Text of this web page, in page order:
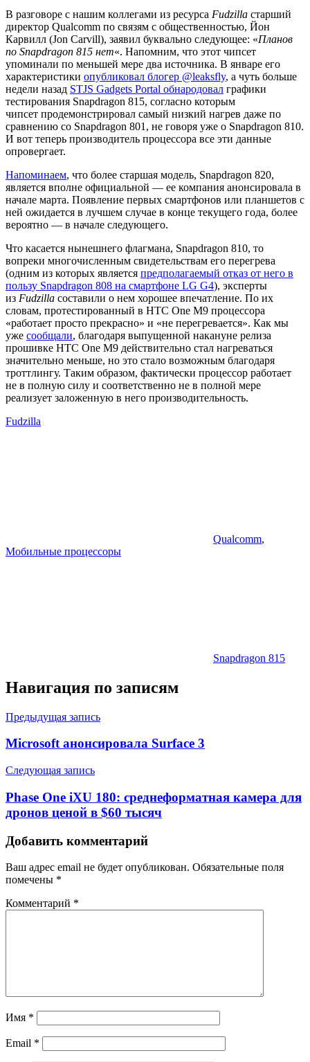
В разговоре с нашим коллегами из ресурса Fudzilla старший
директор Qualcomm по связям с общественностью, Йон
Карвилл (Jon Carvill), заявил буквально следующее: «Планов
по Snapdragon 815 нет«. Напомним, что этот чипсет
упоминали по меньшей мере два источника. В январе его
характеристики опубликовал блогер @leaksfly, а чуть больше
недели назад STJS Gadgets Portal обнародовал графики
тестирования Snapdragon 815, согласно которым
чипсет продемонстрировал самый низкий нагрев даже по
сравнению со Snapdragon 801, не говоря уже о Snapdragon 810.
И вот теперь производитель процессора все эти данные
опровергает.
Напоминаем, что более старшая модель, Snapdragon 820,
является вполне официальной — ее компания анонсировала в
начале марта. Появление первых смартфонов или планшетов с
ней ожидается в лучшем случае в конце текущего года, более
вероятно — в начале следующего.
Что касается нынешнего флагмана, Snapdragon 810, то
вопреки многочисленным свидетельствам его перегрева
(одним из которых является предполагаемый отказ от него в
пользу Snapdragon 808 на смартфоне LG G4), эксперты
из Fudzilla составили о нем хорошее впечатление. По их
словам, протестированный в HTC One M9 процессора
«работает просто прекрасно» и «не перегревается». Как мы
уже сообщали, благодаря выпущенной накануне релиза
прошивке HTC One M9 действительно стал нагреваться
значительно меньше, но это стало возможным благодаря
троттлингу. Таким образом, фактически процессор работает
не в полную силу и соответственно не в полной мере
реализует заложенную в него производительность.
Fudzilla
Qualcomm,
Мобильные процессоры
Snapdragon 815
Навигация по записям
Предыдущая запись
Microsoft анонсировала Surface 3
Следующая запись
Phase One iXU 180: среднеформатная камера для
дронов ценой в $60 тысяч
Добавить комментарий
Ваш адрес email не будет опубликован. Обязательные поля
помечены *
Комментарий *
Имя *
Email *